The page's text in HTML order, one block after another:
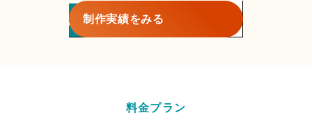
制作実績をみる
料金プラン